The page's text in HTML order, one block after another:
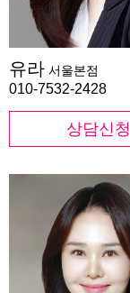
라
유라 서울본점
010-7532-2428
상담신청